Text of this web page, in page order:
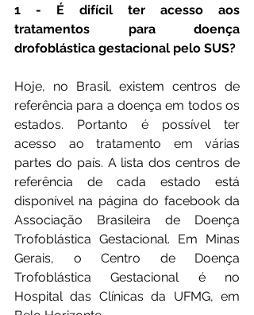
1 - É difícil ter acesso aos
tratamentos para doença
drofoblástica gestacional pelo SUS?
Hoje, no Brasil, existem centros de
referência para a doença em todos os
estados. Portanto é possível ter
acesso ao tratamento em várias
partes do país. A lista dos centros de
referência de cada estado está
disponível na página do facebook da
Associação Brasileira de Doença
Trofoblástica Gestacional. Em Minas
Gerais, o Centro de Doença
Trofoblástica Gestacional é no
Hospital das Clínicas da UFMG, em